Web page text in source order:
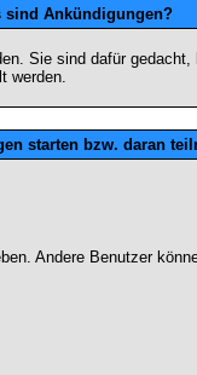
sind Ankündigungen?
Sie sind dafür
werden.
starten bzw. daran
Andere Benutzer